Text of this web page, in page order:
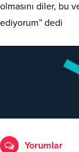
olmasını diler, bu
ediyorum” dedi
Yorumlar